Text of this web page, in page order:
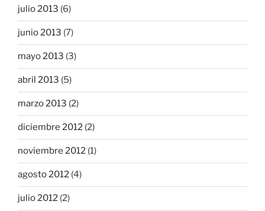
julio 2013 (6)
junio 2013 (7)
mayo 2013 (3)
abril 2013 (5)
marzo 2013 (2)
diciembre 2012 (2)
noviembre 2012 (1)
agosto 2012 (4)
julio 2012 (2)